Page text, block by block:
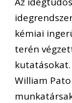
kémiai
terén
William